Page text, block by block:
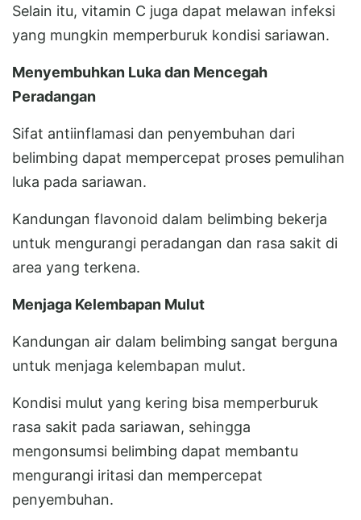
Selain itu, vitamin C juga dapat melawan infeksi
yang mungkin memperburuk kondisi sariawan.
Menyembuhkan Luka dan Mencegah
Peradangan
Sifat antiinflamasi dan penyembuhan dari
belimbing dapat mempercepat proses pemulihan
luka pada sariawan.
Kandungan flavonoid dalam belimbing bekerja
untuk mengurangi peradangan dan rasa sakit di
area yang terkena.
Menjaga Kelembapan Mulut
Kandungan air dalam belimbing sangat berguna
untuk menjaga kelembapan mulut.
Kondisi mulut yang kering bisa memperburuk
rasa sakit pada sariawan, sehingga
mengonsumsi belimbing dapat membantu
mengurangi iritasi dan mempercepat
penyembuhan.